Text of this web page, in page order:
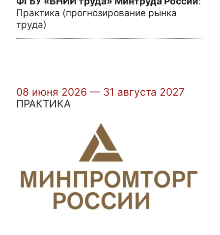
Практика (прогнозирование рынка
труда)
08 июня 2026 — 31 августа 2027
ПРАКТИКА